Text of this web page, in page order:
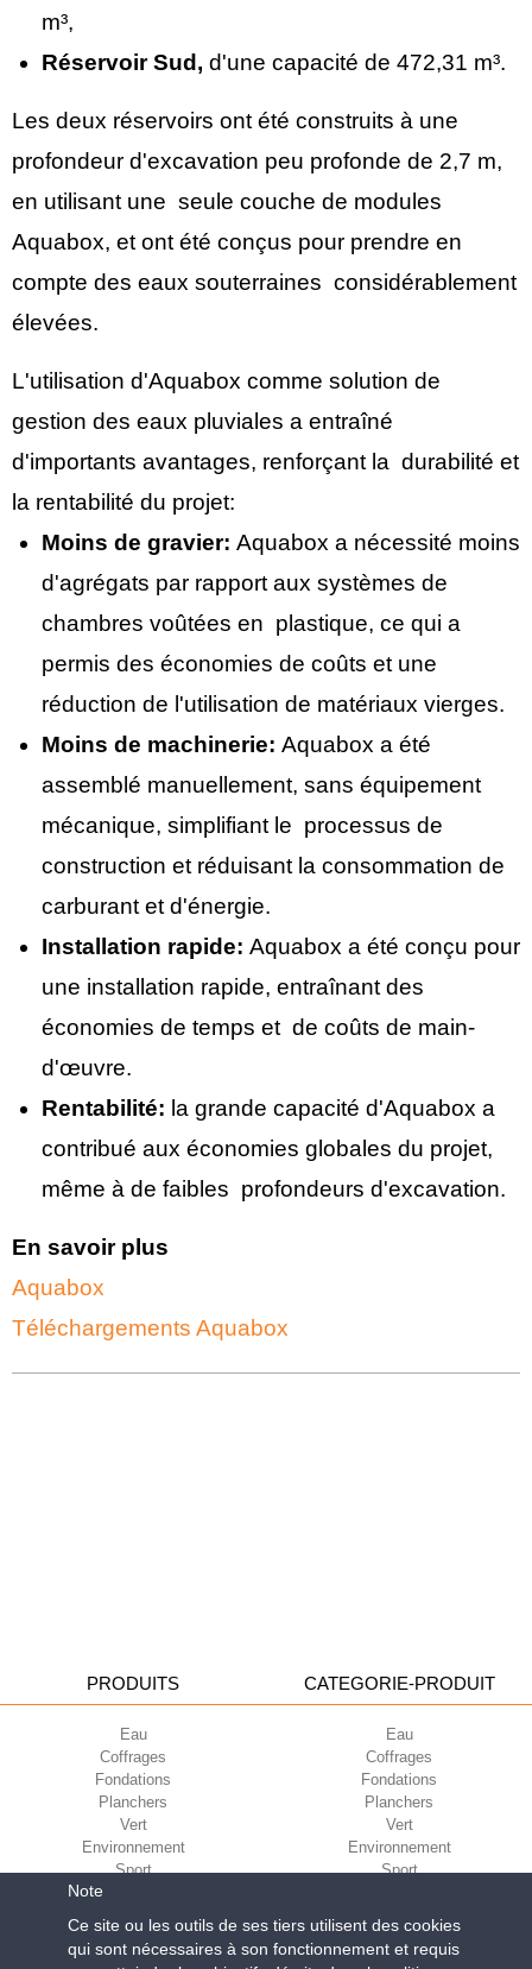
m³,
Réservoir Sud, d'une capacité de 472,31 m³.
Les deux réservoirs ont été construits à une
profondeur d'excavation peu profonde de 2,7 m,
en utilisant une seule couche de modules
Aquabox, et ont été conçus pour prendre en
compte des eaux souterraines considérablement
élevées.
L'utilisation d'Aquabox comme solution de
gestion des eaux pluviales a entraîné
d'importants avantages, renforçant la durabilité et
la rentabilité du projet:
Moins de gravier: Aquabox a nécessité moins
d'agrégats par rapport aux systèmes de
chambres voûtées en plastique, ce qui a
permis des économies de coûts et une
réduction de l'utilisation de matériaux vierges.
Moins de machinerie: Aquabox a été
assemblé manuellement, sans équipement
mécanique, simplifiant le processus de
construction et réduisant la consommation de
carburant et d'énergie.
Installation rapide: Aquabox a été conçu pour
une installation rapide, entraînant des
économies de temps et de coûts de main-
d'œuvre.
Rentabilité: la grande capacité d'Aquabox a
contribué aux économies globales du projet,
même à de faibles profondeurs d'excavation.
En savoir plus
Aquabox
Téléchargements Aquabox
PRODUITS
Eau
Coffrages
Fondations
Planchers
Vert
Environnement
Sport
CATEGORIE-PRODUIT
Eau
Coffrages
Fondations
Planchers
Vert
Environnement
Sport
CORPORATE
Conditions d’utilisation
Green Building Council
Note
Ce site ou les outils de ses tiers utilisent des cookies
qui sont nécessaires à son fonctionnement et requis